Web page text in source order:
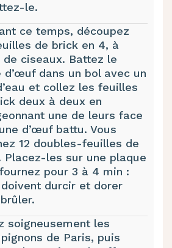
le.
ce temps, découpez
de brick en 4, à
de ciseaux. Battez le
d’œuf dans un bol avec un
et collez les feuilles
deux à deux en
une de leurs face
d’œuf battu. Vous
12 doubles-feuilles de
Placez-les sur une plaque
pour 3 à 4 min :
durcir et dorer
soigneusement les
de Paris, puis